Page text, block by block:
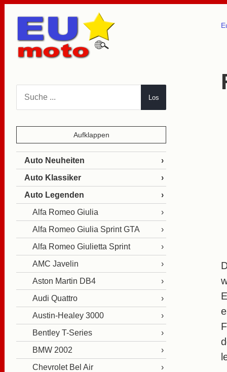
Los
Aufklappen
Auto Neuheiten
Auto Klassiker
Auto Legenden
Alfa Romeo Giulia
Alfa Romeo Giulia Sprint GTA
Alfa Romeo Giulietta Sprint
AMC Javelin
Aston Martin DB4
Audi Quattro
Austin-Healey 3000
Bentley T-Series
BMW 2002
Chevrolet Bel Air